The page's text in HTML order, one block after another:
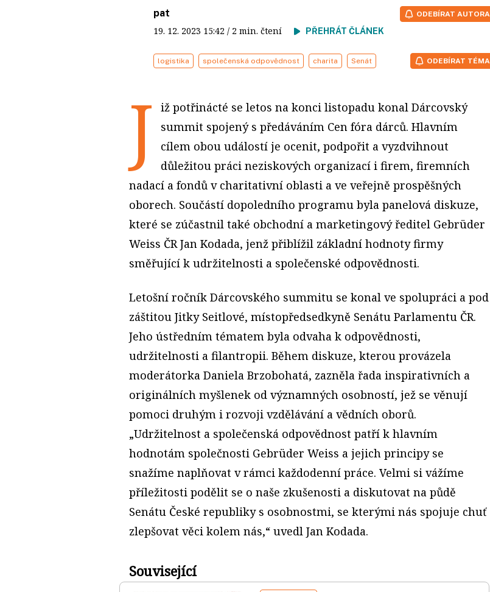
pat
19. 12. 2023 15:42 / 2 min. čtení PŘEHRÁT ČLÁNEK
ODEBÍRAT AUTORA
logistika společenská odpovědnost charita Senát ODEBÍRAT TÉMA
J
iž potřinácté se letos na konci listopadu konal Dárcovský
summit spojený s předáváním Cen fóra dárců. Hlavním
cílem obou událostí je ocenit, podpořit a vyzdvihnout
důležitou práci neziskových organizací i firem, firemních
nadací a fondů v charitativní oblasti a ve veřejně prospěšných
oborech. Součástí dopoledního programu byla panelová diskuze,
které se zúčastnil také obchodní a marketingový ředitel Gebrüder
Weiss ČR Jan Kodada, jenž přiblížil základní hodnoty firmy
směřující k udržitelnosti a společenské odpovědnosti.
Letošní ročník Dárcovského summitu se konal ve spolupráci a pod
záštitou Jitky Seitlové, místopředsedkyně Senátu Parlamentu ČR.
Jeho ústředním tématem byla odvaha k odpovědnosti,
udržitelnosti a filantropii. Během diskuze, kterou provázela
moderátorka Daniela Brzobohatá, zazněla řada inspirativních a
originálních myšlenek od významných osobností, jež se věnují
pomoci druhým i rozvoji vzdělávání a vědních oborů.
„Udržitelnost a společenská odpovědnost patří k hlavním
hodnotám společnosti Gebrüder Weiss a jejich principy se
snažíme naplňovat v rámci každodenní práce. Velmi si vážíme
příležitosti podělit se o naše zkušenosti a diskutovat na půdě
Senátu České republiky s osobnostmi, se kterými nás spojuje chuť
zlepšovat věci kolem nás,“ uvedl Jan Kodada.
Související